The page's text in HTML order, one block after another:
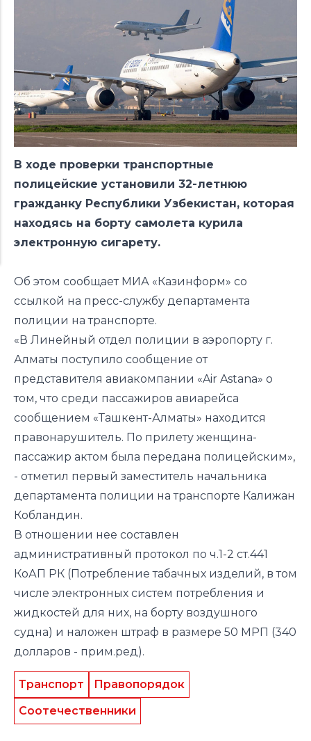
В ходе проверки транспортные
полицейские установили 32-летнюю
гражданку Республики Узбекистан, которая
находясь на борту самолета курила
электронную сигарету.
Об этом сообщает МИА «Казинформ» со
ссылкой на пресс-службу департамента
полиции на транспорте.
«В Линейный отдел полиции в аэропорту г.
Алматы поступило сообщение от
представителя авиакомпании «Air Astana» о
том, что среди пассажиров авиарейса
сообщением «Ташкент-Алматы» находится
правонарушитель. По прилету женщина-
пассажир актом была передана полицейским»,
- отметил первый заместитель начальника
департамента полиции на транспорте Калижан
Кобландин.
В отношении нее составлен
административный протокол по ч.1-2 ст.441
КоАП РК (Потребление табачных изделий, в том
числе электронных систем потребления и
жидкостей для них, на борту воздушного
судна) и наложен штраф в размере 50 МРП (340
долларов - прим.ред).
Транспорт
Правопорядок
Соотечественники